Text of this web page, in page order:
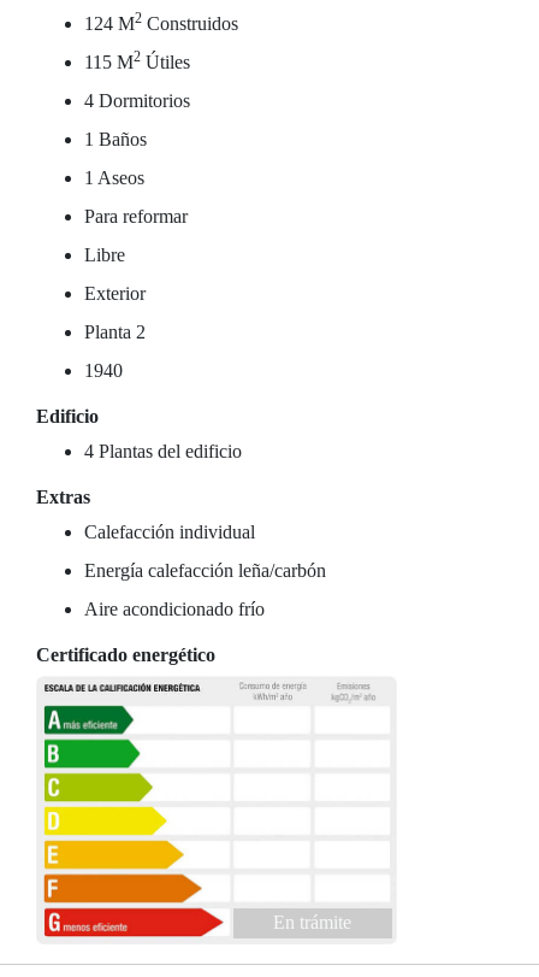
124 M2 Construidos
115 M2 Útiles
4 Dormitorios
1 Baños
1 Aseos
Para reformar
Libre
Exterior
Planta 2
1940
Edificio
4 Plantas del edificio
Extras
Calefacción individual
Energía calefacción leña/carbón
Aire acondicionado frío
Certificado energético
En trámite